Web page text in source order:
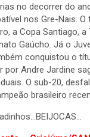
no decorrer do
nos Gre-Nais. O
a Copa Santiago, a
Gaúcho. Já o
conquistou o
por Andre Jardine
O sub-20,
brasileiro